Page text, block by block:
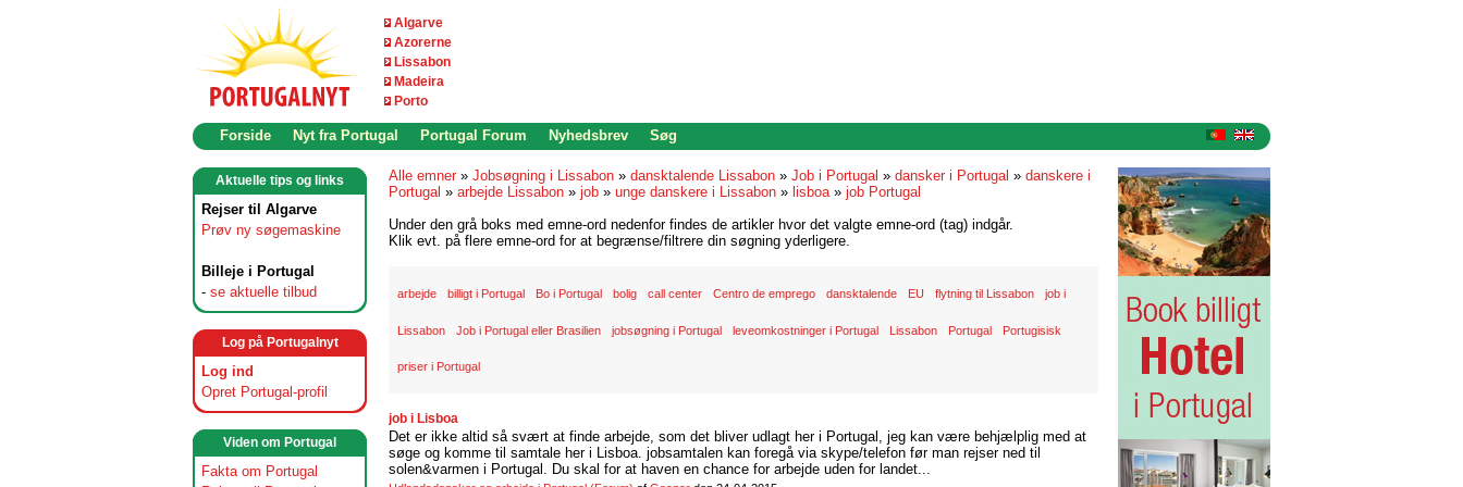
Algarve
Azorerne
Lissabon
Madeira
Porto
Forside Nyt fra Portugal Portugal Forum Nyhedsbrev Søg
Aktuelle tips og links
Rejser til Algarve
Prøv ny søgemaskine
Billeje i Portugal
- se aktuelle tilbud
Log på Portugalnyt
Log ind
Opret Portugal-profil
Viden om Portugal
Fakta om Portugal
Alle emner » Jobsøgning i Lissabon » dansktalende Lissabon » Job i Portugal » dansker i Portugal » danskere i
Portugal » arbejde Lissabon » job » unge danskere i Lissabon » lisboa» job Portugal
Under den grå boks med emne-ord nedenfor findes de artikler hvor det valgte emne-ord (tag) indgår.
Klik evt. på flere emne-ord for at begrænse/filtrere din søgning yderligere.
arbejde billigt i Portugal Bo i Portugal bolig call center Centro de emprego dansktalende EU flytning til Lissabon job i
Lissabon Job i Portugal eller Brasilien jobsøgning i Portugal leveomkostninger i Portugal Lissabon Portugal Portugisisk
priser i Portugal
job i Lisboa
Det er ikke altid så svært at finde arbejde, som det bliver udlagt her i Portugal, jeg kan være behjælplig med at
søge og komme til samtale her i Lisboa. jobsamtalen kan foregå via skype/telefon før man rejser ned til
solen&varmen i Portugal. Du skal for at haven en chance for arbejde uden for landet...